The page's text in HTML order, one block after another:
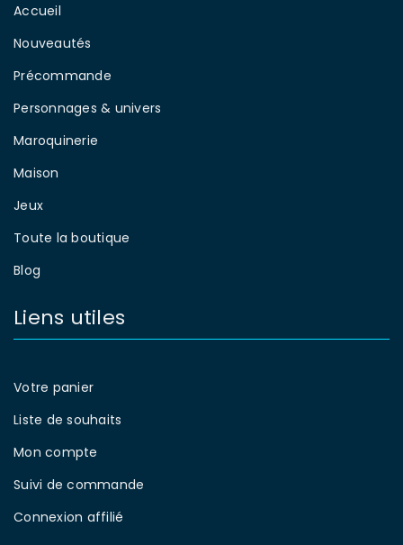
Accueil
Nouveautés
Précommande
Personnages & univers
Maroquinerie
Maison
Jeux
Toute la boutique
Blog
Liens utiles
Votre panier
Liste de souhaits
Mon compte
Suivi de commande
Connexion affilié